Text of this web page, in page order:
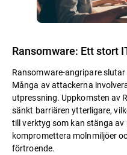
Ransomware: Ett stort
Ransomware-angripare
Många av attackerna
utpressning. Uppkomsten av
sänkt barriären ytterligare,
till verktyg som kan stänga av
kompromettera molnmiljöer
förtroende.